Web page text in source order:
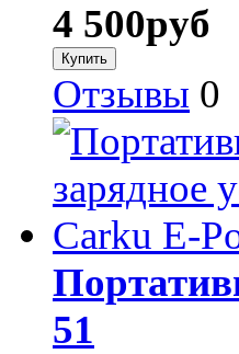
4 500руб
Отзывы 0
51